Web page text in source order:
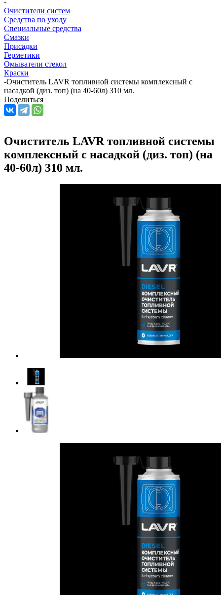
Очистители систем
Средства по уходу
Специальные средства
Смазки
Присадки
Герметики
Омыватели стекол
Краски
-Очиститель LAVR топливной системы комплексный с
насадкой (диз. топ) (на 40-60л) 310 мл.
Поделиться
Очиститель LAVR топливной системы
комплексный с насадкой (диз. топ) (на
40-60л) 310 мл.